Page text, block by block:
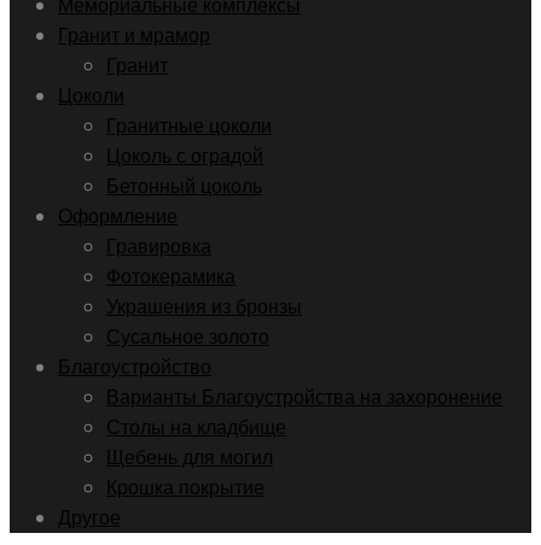
Гранит и мрамор
Гранит
Цоколи
Гранитные цоколи
Цоколь с оградой
Бетонный цоколь
Оформление
Гравировка
Фотокерамика
Украшения из бронзы
Сусальное золото
Благоустройство
Варианты Благоустройства на захоронение
Столы на кладбище
Щебень для могил
Крошка покрытие
Другое